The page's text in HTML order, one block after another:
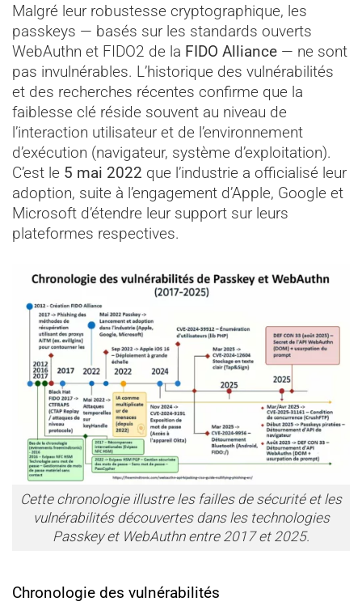
Malgré leur robustesse cryptographique, les
passkeys — basés sur les standards ouverts
WebAuthn et FIDO2 de la FIDO Alliance — ne sont
pas invulnérables. L’historique des vulnérabilités
et des recherches récentes confirme que la
faiblesse clé réside souvent au niveau de
l’interaction utilisateur et de l’environnement
d’exécution (navigateur, système d’exploitation).
C’est le 5 mai 2022 que l’industrie a officialisé leur
adoption, suite à l’engagement d’Apple, Google et
Microsoft d’étendre leur support sur leurs
plateformes respectives.
Cette chronologie illustre les failles de sécurité et les
vulnérabilités découvertes dans les technologies
Passkey et WebAuthn entre 2017 et 2025.
Chronologie des vulnérabilités